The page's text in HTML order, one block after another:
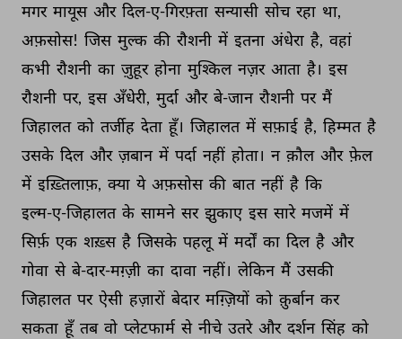
मगर मायूस और दिल-ए-गिरफ़्ता सन्यासी सोच रहा था,
अफ़सोस! जिस मुल्क की रौशनी में इतना अंधेरा है, वहां
कभी रौशनी का ज़ुहूर होना मुश्किल नज़र आता है। इस
रौशनी पर, इस अँधेरी, मुर्दा और बे-जान रौशनी पर मैं
जिहालत को तर्जीह देता हूँ। जिहालत में सफ़ाई है, हिम्मत है
उसके दिल और ज़बान में पर्दा नहीं होता। न क़ौल और फ़ेल
में इख़्तिलाफ़, क्या ये अफ़सोस की बात नहीं है कि
इल्म-ए-जिहालत के सामने सर झुकाए इस सारे मजमें में
सिर्फ़ एक शख़्स है जिसके पहलू में मर्दों का दिल है और
गोवा से बे-दार-मग़्ज़ी का दावा नहीं। लेकिन मैं उसकी
जिहालत पर ऐसी हज़ारों बेदार मग़्ज़ियों को क़ुर्बान कर
सकता हूँ तब वो प्लेटफार्म से नीचे उतरे और दर्शन सिंह को